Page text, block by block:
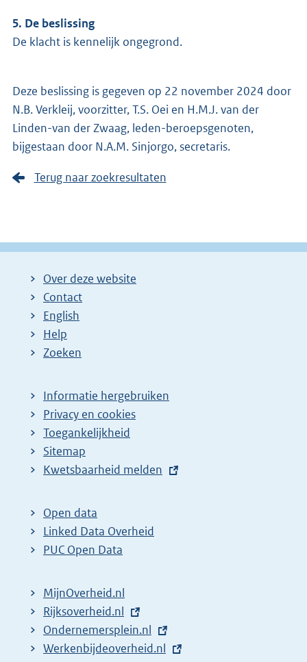
5. De beslissing
De klacht is kennelijk ongegrond.
Deze beslissing is gegeven op 22 november 2024 door
N.B. Verkleij, voorzitter, T.S. Oei en H.M.J. van der
Linden-van der Zwaag, leden-beroepsgenoten,
bijgestaan door N.A.M. Sinjorgo, secretaris.
Terug naar zoekresultaten
Over deze website
Contact
English
Help
Zoeken
Informatie hergebruiken
Privacy en cookies
Toegankelijkheid
Sitemap
E
t
e
r
l
i
n
k
Kwetsbaarheid melden
Open data
Linked Data Overheid
PUC Open Data
MijnOverheid.nl
E
x
t
Rijksoverheid.nl
E
x
Ondernemersplein.nl
E
Werkenbijdeoverheid.nl